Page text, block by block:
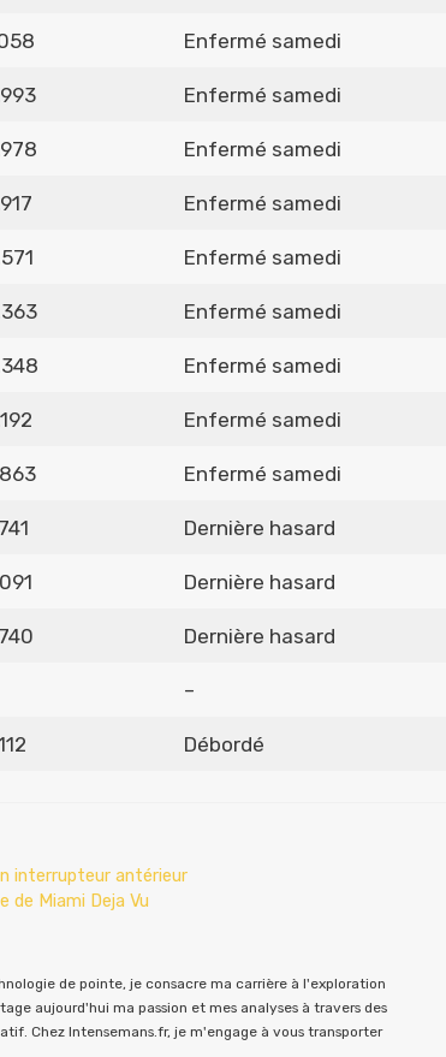
Enfermé samedi
Enfermé samedi
Enfermé samedi
Enfermé samedi
Enfermé samedi
Enfermé samedi
Enfermé samedi
Enfermé samedi
Enfermé samedi
Dernière hasard
Dernière hasard
Dernière hasard
–
Débordé
interrupteur antérieur
de Miami Deja Vu
de pointe, je consacre ma carrière à l'exploration
aujourd'hui ma passion et mes analyses à travers des
Chez Intensemans.fr, je m'engage à vous transporter